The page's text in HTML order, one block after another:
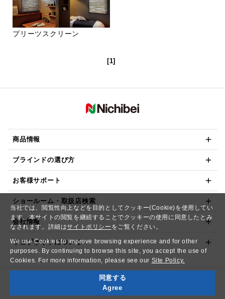
当社では、閲覧性向上などを目的としてクッキー(Cookie)を使用してい
ます。本サイトの閲覧を継続することでクッキーの使用に同意したとみ
なされます。詳細はサイトポリシー をご覧ください。
We use Cookies to improve browsing experience and for other
purposes. By continuing to browse this site, you accept the use of
Cookies. For more information, please see our Site Policy.
同意する
Agree
プリーツスクリーン
[1]
商品情報
ブラインドの選び方
お客様サポート
ショールーム・取扱店検索
会社情報
ウェブサイトについて
Copyright© NICHIBEI CO.,LTD. All Rights Reserved.